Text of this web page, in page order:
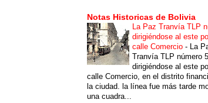
Notas Historicas de Bolivia
La Paz Tranvía TLP
dirigiéndose al este
calle Comercio - La
Tranvía TLP número 5
dirigiéndose al este
calle Comercio, en el distrito
la ciudad. la línea fue más tarde
una cuadra...